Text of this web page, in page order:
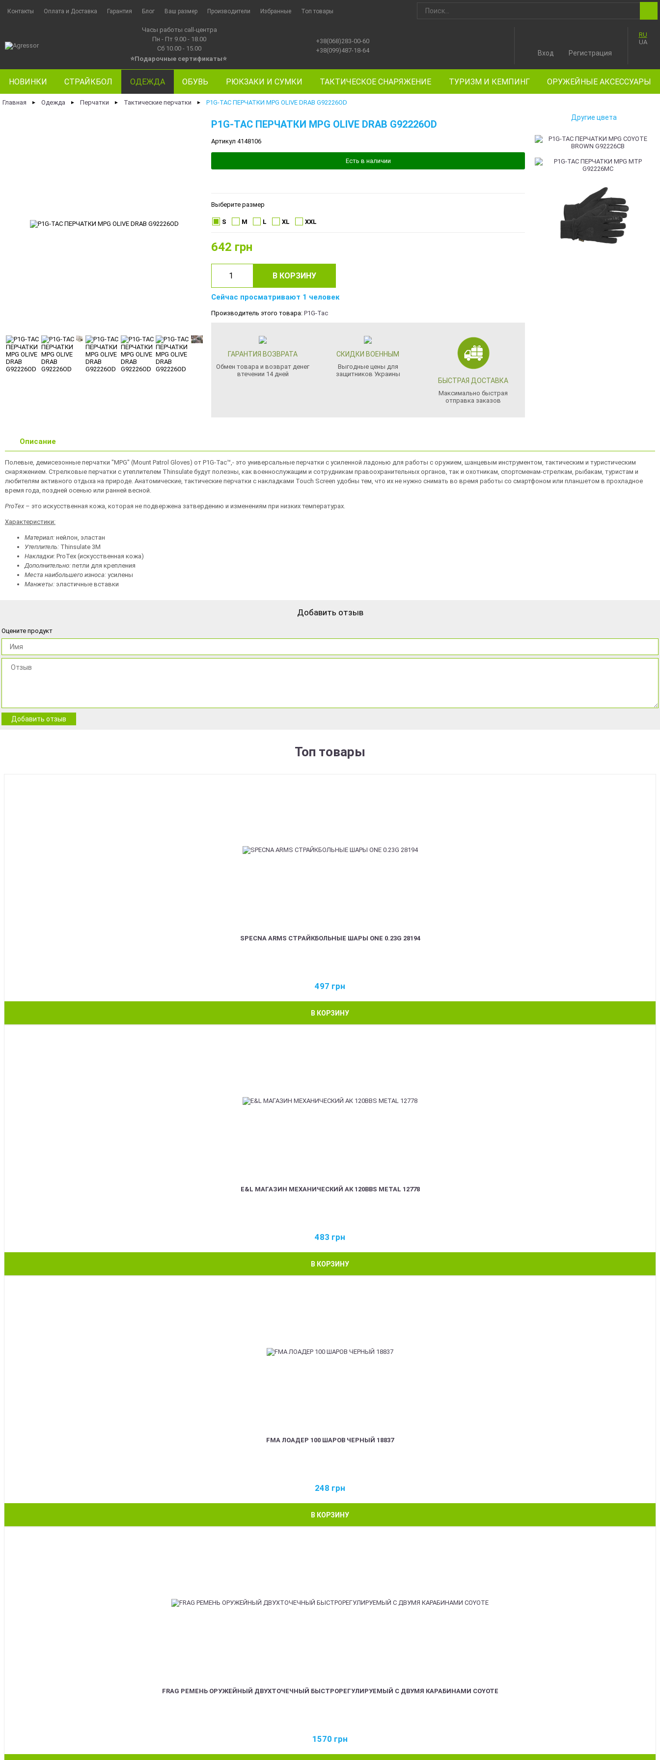
Контакты Оплата и Доставка Гарантия Блог Ваш размер Производители Избранные Топ товары
Часы работы call-центра
Пн - Пт 9.00 - 18.00
Сб 10.00 - 15.00
⭐Подарочные сертификаты⭐
+38(068)283-00-60
+38(099)487-18-64
RU
UA
Вход Регистрация
НОВИНКИ СТРАЙКБОЛ ОДЕЖДА ОБУВЬ РЮКЗАКИ И СУМКИ ТАКТИЧЕСКОЕ СНАРЯЖЕНИЕ ТУРИЗМ И КЕМПИНГ ОРУЖЕЙНЫЕ АКСЕССУАРЫ
Главная ► Одежда ► Перчатки ► Тактические перчатки ► P1G-TAC ПЕРЧАТКИ MPG OLIVE DRAB G92226OD
P1G-TAC ПЕРЧАТКИ MPG OLIVE DRAB G92226OD
Артикул 4148106
Есть в наличии
Выберите размер
S M L XL XXL
642 грн
В КОРЗИНУ
Сейчас просматривают 1 человек
Производитель этого товара: P1G-Tac
ГАРАНТИЯ ВОЗВРАТА
Обмен товара и возврат денег
втечении 14 дней
СКИДКИ ВОЕННЫМ
Выгодные цены для
защитников Украины
БЫСТРАЯ ДОСТАВКА
Максимально быстрая
отправка заказов
Другие цвета
Описание
Полевые, демисезонные перчатки "MPG" (Mount Patrol Gloves) от P1G-Tac™,- это универсальные перчатки с усиленной ладонью для работы с оружием, шанцевым инструментом, тактическим и туристическим
снаряжением. Стрелковые перчатки с утеплителем Thinsulate будут полезны, как военнослужащим и сотрудникам правоохранительных органов, так и охотникам, спортсменам-стрелкам, рыбакам, туристам и
любителям активного отдыха на природе. Анатомические, тактические перчатки с накладками Touch Screen удобны тем, что их не нужно снимать во время работы со смартфоном или планшетом в прохладное
время года, поздней осенью или ранней весной.
ProTex – это искусственная кожа, которая не подвержена затвердению и изменениям при низких температурах.
Характеристики:
Материал: нейлон, эластан
Утеплитель: Thinsulate 3M
Накладки: ProTex (искусственная кожа)
Дополнительно: петли для крепления
Места наибольшего износа: усилены
Манжеты: эластичные вставки
Добавить отзыв
Оцените продукт
Добавить отзыв
Топ товары
SPECNA ARMS СТРАЙКБОЛЬНЫЕ ШАРЫ ONE 0.23G 28194
497 грн
В КОРЗИНУ
E&L МАГАЗИН МЕХАНИЧЕСКИЙ АК 120BBS METAL 12778
483 грн
В КОРЗИНУ
FMA ЛОАДЕР 100 ШАРОВ ЧЕРНЫЙ 18837
248 грн
В КОРЗИНУ
FRAG РЕМЕНЬ ОРУЖЕЙНЫЙ ДВУХТОЧЕЧНЫЙ БЫСТРОРЕГУЛИРУЕМЫЙ С ДВУМЯ КАРАБИНАМИ COYOTE
1570 грн